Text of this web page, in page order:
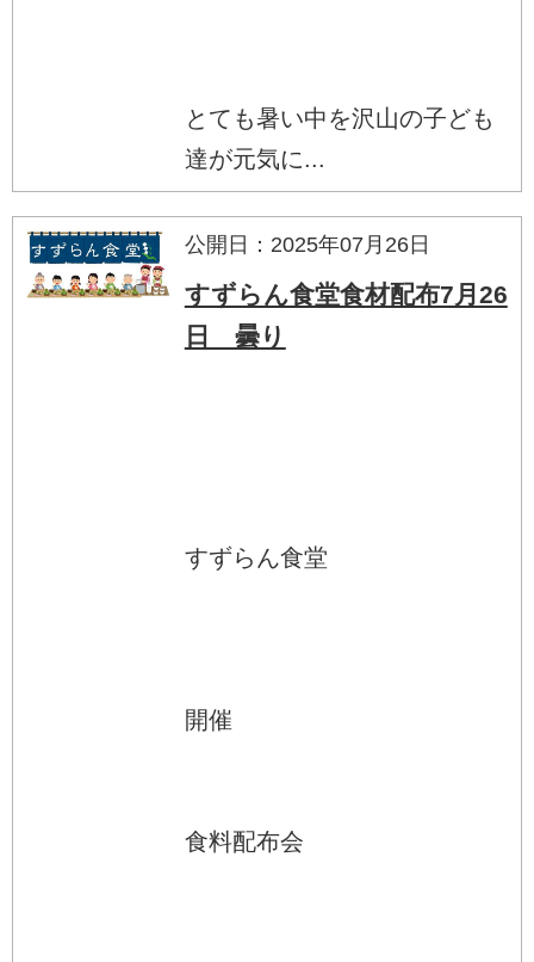
とても暑い中を沢山の子ども
達が元気に...
公開日：2025年07月26日
すずらん食堂食材配布7月26
日 曇り
すずらん食堂
開催
食料配布会